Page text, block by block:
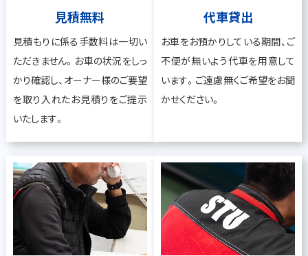
見積無料
見積もりに係る手数料は一切い
ただきません。お車の状況をしっ
かり確認し、オーナー様のご要望
を取り入れたお見積りをご提示
いたします。
代車貸出
お車をお預かりしている期間、ご
不便が無いよう代車を用意して
います。ご遠慮無くご希望をお聞
かせください。